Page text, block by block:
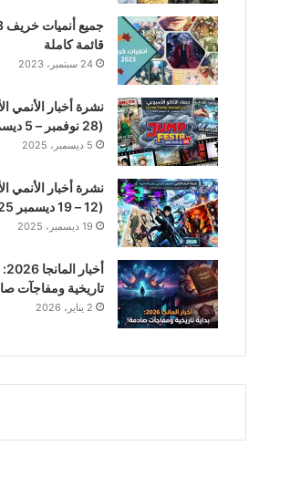
قائمة كاملة
24 سبتمبر، 2023
نشرة أخبار الأنمي
(28 نوفمبر – 5 ديسمبر 2025)
5 ديسمبر، 2025
نشرة أخبار الأنمي
(12 – 19 ديسمبر 2025)
19 ديسمبر، 2025
تاريخية ومفاجآت
2 يناير، 2026